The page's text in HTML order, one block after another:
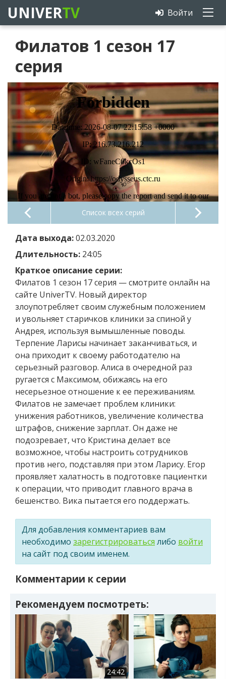
UNIVERTV Войти
Филатов 1 сезон 17
серия
Список всех серий
Дата выхода:02.03.2020
Длительность: 24:05
Краткое описание серии:
Филатов 1 сезон 17 серия — смотрите онлайн на
сайте UniverTV. Новый директор
злоупотребляет своим служебным положением
и увольняет старичков клиники за спиной у
Андрея, используя вымышленные поводы.
Терпение Ларисы начинает заканчиваться, и
она приходит к своему работодателю на
серьезный разговор. Алиса в очередной раз
ругается с Максимом, обижаясь на его
несерьезное отношение к ее переживаниям.
Филатов не замечает проблем клиники:
унижения работников, увеличение количества
штрафов, снижение зарплат. Он даже не
подозревает, что Кристина делает все
возможное, чтобы настроить сотрудников
против него, подставляя при этом Ларису. Егор
проявляет халатность в подготовке пациентки
к операции, что приводит главного врача в
бешенство. Вика пытается его поддержать.
Для добавления комментариев вам
необходимо зарегистрироваться либо войти
на сайт под своим именем.
Комментарии к серии
Рекомендуем посмотреть:
24:42